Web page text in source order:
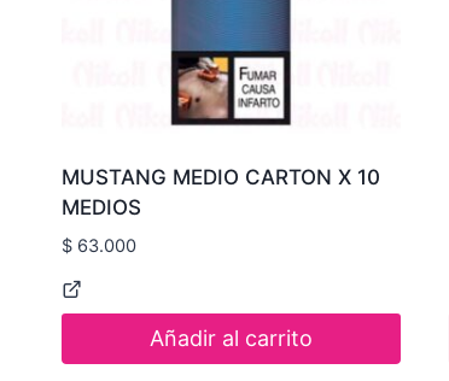
MUSTANG MEDIO CARTON X 10
MEDIOS
$ 63.000
Añadir al carrito